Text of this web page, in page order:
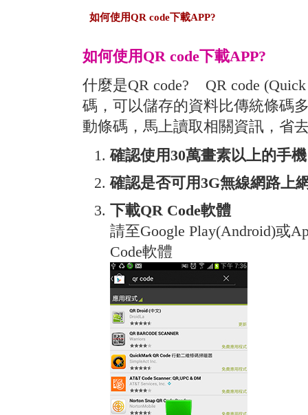
如何使用QR code下載APP?
如何使用QR code下載APP?
什麼是QR code? QR code
碼，可以儲存的資料比傳統條碼
動條碼，馬上讀取相關資訊，省
確認使用30萬畫素以上的手機
確認是否可用3G無線網路上
下載QR Code軟體
請至Google Play(Android)或
Code軟體